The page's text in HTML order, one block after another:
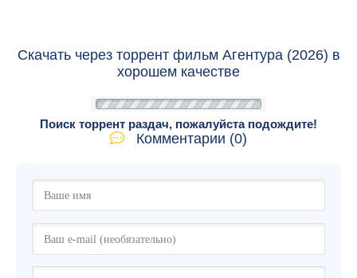
Скачать через торрент фильм Агентура (2026) в
хорошем качестве
Поиск торрент раздач, пожалуйста подождите!
Комментарии (0)